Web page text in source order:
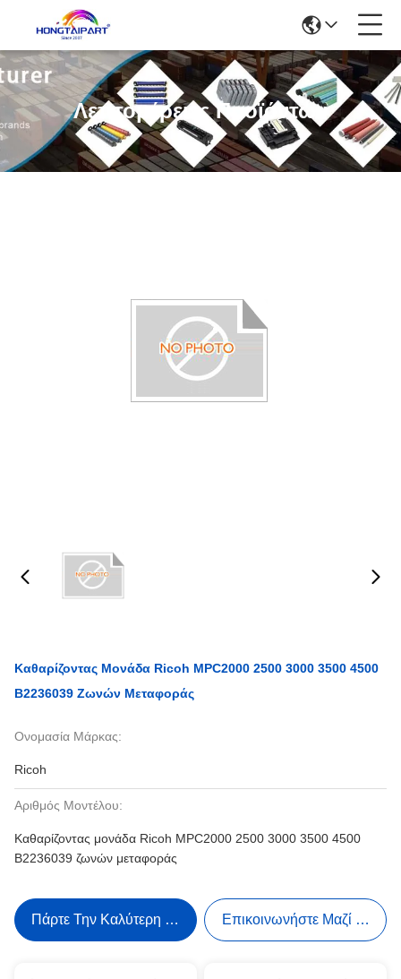
Λεπτομέρειες Προϊόντων
Καθαρίζοντας Μονάδα Ricoh MPC2000 2500 3000 3500 4500
B2236039 Ζωνών Μεταφοράς
Ονομασία Μάρκας:
Ricoh
Αριθμός Μοντέλου:
Καθαρίζοντας μονάδα Ricoh MPC2000 2500 3000 3500 4500
B2236039 ζωνών μεταφοράς
Πάρτε Την Καλύτερη Τιμή Επικοινωνήστε Μαζί Μας